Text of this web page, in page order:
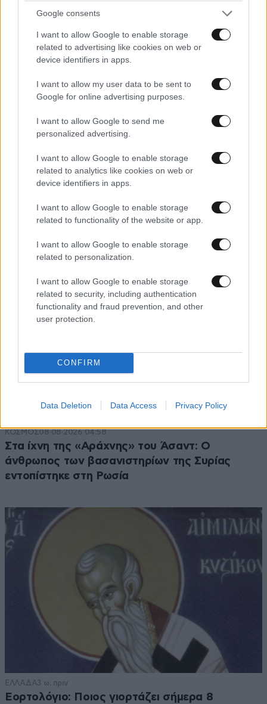
Google consents
I want to allow Google to enable storage
related to advertising like cookies on web or
device identifiers in apps.
I want to allow my user data to be sent to
Google for online advertising purposes.
I want to allow Google to send me
personalized advertising.
I want to allow Google to enable storage
related to analytics like cookies on web or
device identifiers in apps.
I want to allow Google to enable storage
related to functionality of the website or app.
I want to allow Google to enable storage
related to personalization.
I want to allow Google to enable storage
related to security, including authentication
functionality and fraud prevention, and other
user protection.
CONFIRM
Data Deletion Data Access Privacy Policy
ΚΟΣΜΟΣ08·08·2026 04:58
Στα ίχνη της «Αράχνης» του Άσαντ: Ο
άνθρωπος των βασανιστηρίων της Συρίας
εντοπίστηκε στη Ρωσία
ΕΛΛΑΔΑ3 ω. πριν
Εορτολόγιο: Ποιος γιορτάζει σήμερα 8